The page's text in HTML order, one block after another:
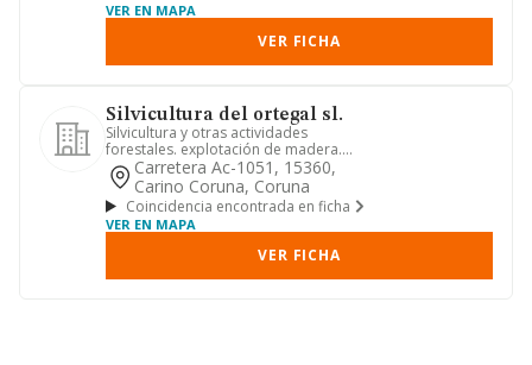
VER EN MAPA
VER FICHA
Silvicultura del ortegal sl.
Silvicultura y otras actividades
forestales. explotación de madera.
servicios de apoyo a la silvicu...
Carretera Ac-1051, 15360,
Carino Coruna, Coruna
Coincidencia encontrada en ficha
VER EN MAPA
VER FICHA